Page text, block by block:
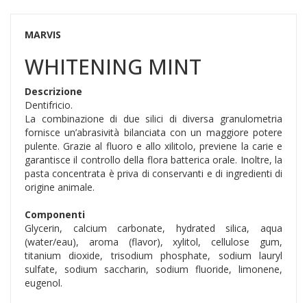
MARVIS
WHITENING MINT
Descrizione
Dentifricio.
La combinazione di due silici di diversa granulometria
fornisce un’abrasività bilanciata con un maggiore potere
pulente. Grazie al fluoro e allo xilitolo, previene la carie e
garantisce il controllo della flora batterica orale. Inoltre, la
pasta concentrata è priva di conservanti e di ingredienti di
origine animale.
Componenti
Glycerin, calcium carbonate, hydrated silica, aqua
(water/eau), aroma (flavor), xylitol, cellulose gum,
titanium dioxide, trisodium phosphate, sodium lauryl
sulfate, sodium saccharin, sodium fluoride, limonene,
eugenol.